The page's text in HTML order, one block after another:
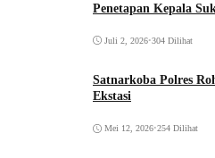
Penetapan Kepala
Juli 2, 2026•304 Dilihat
Satnarkoba Polres
Ekstasi
Mei 12, 2026•254 Dilihat